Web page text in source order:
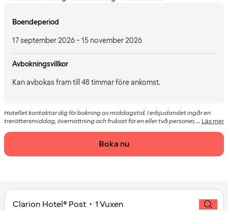
Boendeperiod
17 september 2026 - 15 november 2026
Avbokningsvillkor
Kan avbokas fram till 48 timmar före ankomst.
Hotellet kontaktar dig för bokning av middagstid. I erbjudandet ingår en
trerättersmiddag, övernattning och frukost för en eller två personer,... Läs mer
Boka nu
Clarion Hotel® Post • 1 Vuxen